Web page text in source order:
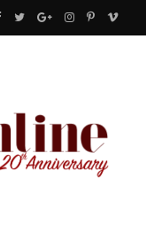
F
e
b
T
t
G
g
l
I
t
a
P
t
e
V